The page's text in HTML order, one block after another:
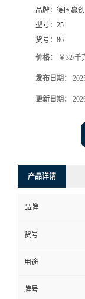
品牌： 德国赢创
型号： 25
货号： 86
价格： ￥32/千
发布日期：
更新日期：
产品详请
品牌
货号
用途
牌号